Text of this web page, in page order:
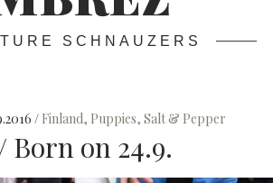
SCHNAUZERS
Finland, Puppies, Salt & Pepper
Born on 24.9.